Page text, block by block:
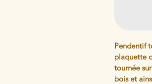
Pendentif
plaquette
tournée
bois et